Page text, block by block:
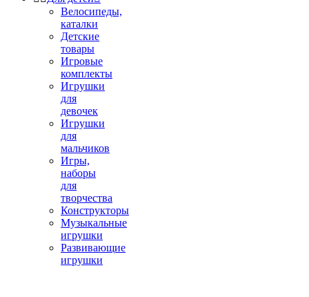
Велосипеды,
каталки
Детские
товары
Игровые
комплекты
Игрушки
для
девочек
Игрушки
для
мальчиков
Игры,
наборы
для
творчества
Конструкторы
Музыкальные
игрушки
Развивающие
игрушки